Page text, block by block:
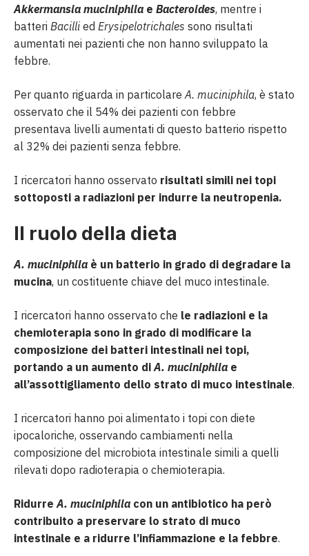
Akkermansia muciniphila e Bacteroides, mentre i
batteri Bacillied Erysipelotrichales sono risultati
aumentati nei pazienti che non hanno sviluppato la
febbre.
Per quanto riguarda in particolareA. muciniphila, è stato
osservato che il 54% dei pazienti con febbre
presentava livelli aumentati di questo batterio rispetto
al 32% dei pazienti senza febbre.
I ricercatori hanno osservato risultati simili nei topi
sottoposti a radiazioni per indurre la neutropenia.
Il ruolo della dieta
A. muciniphila è un batterio in grado di degradare la
mucina, un costituente chiave del muco intestinale.
I ricercatori hanno osservato che le radiazioni e la
chemioterapia sono in grado di modificare la
composizione dei batteri intestinali nei topi,
portando a un aumento diA. muciniphila e
all’assottigliamento dello strato di muco intestinale.
I ricercatori hanno poi alimentato i topi con diete
ipocaloriche, osservando cambiamenti nella
composizione del microbiota intestinale simili a quelli
rilevati dopo radioterapia o chemioterapia.
RidurreA. muciniphila con un antibiotico ha però
contribuito a preservare lo strato di muco
intestinale e a ridurre l’infiammazione e la febbre.